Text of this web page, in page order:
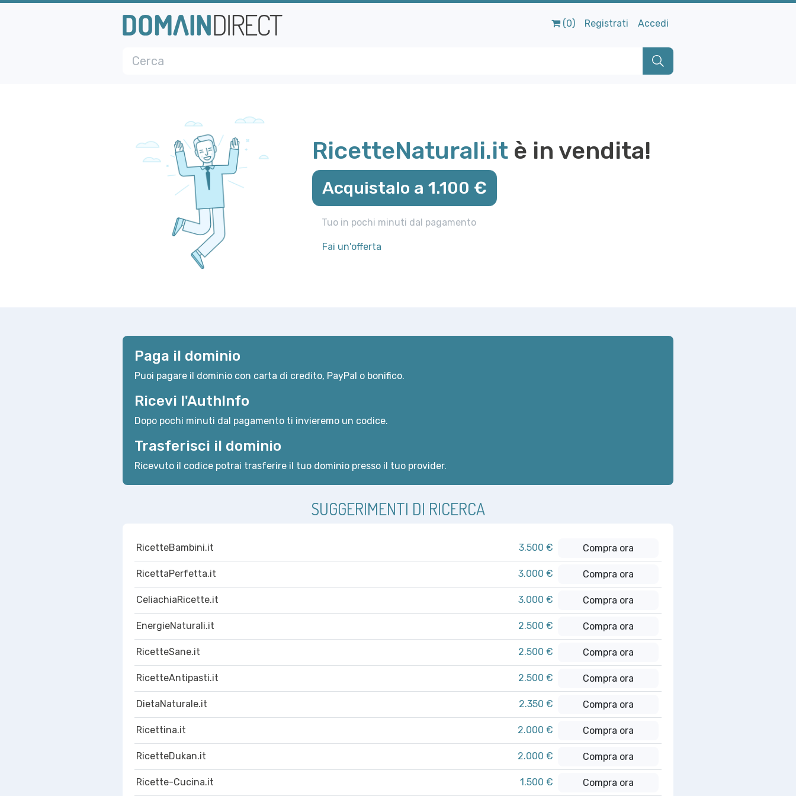
(0) Registrati Accedi
RicetteNaturali.itè in vendita!
Acquistalo a 1.100 €
Tuo in pochi minuti dal pagamento
Fai un'offerta
Paga il dominio
Puoi pagare il dominio con carta di credito, PayPal o bonifico.
Ricevi l'AuthInfo
Dopo pochi minuti dal pagamento ti invieremo un codice.
Trasferisci il dominio
Ricevuto il codice potrai trasferire il tuo dominio presso il tuo provider.
SUGGERIMENTI DI RICERCA
RicetteBambini.it 3.500 € Compra ora
RicettaPerfetta.it 3.000 € Compra ora
CeliachiaRicette.it 3.000 € Compra ora
EnergieNaturali.it 2.500 € Compra ora
RicetteSane.it 2.500 € Compra ora
RicetteAntipasti.it 2.500 € Compra ora
DietaNaturale.it 2.350 € Compra ora
Ricettina.it 2.000 € Compra ora
RicetteDukan.it 2.000 € Compra ora
Ricette-Cucina.it 1.500 € Compra ora